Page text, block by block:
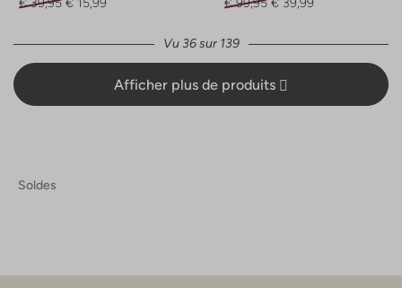
Vu 36 sur 139
Afficher plus de produits
Soldes